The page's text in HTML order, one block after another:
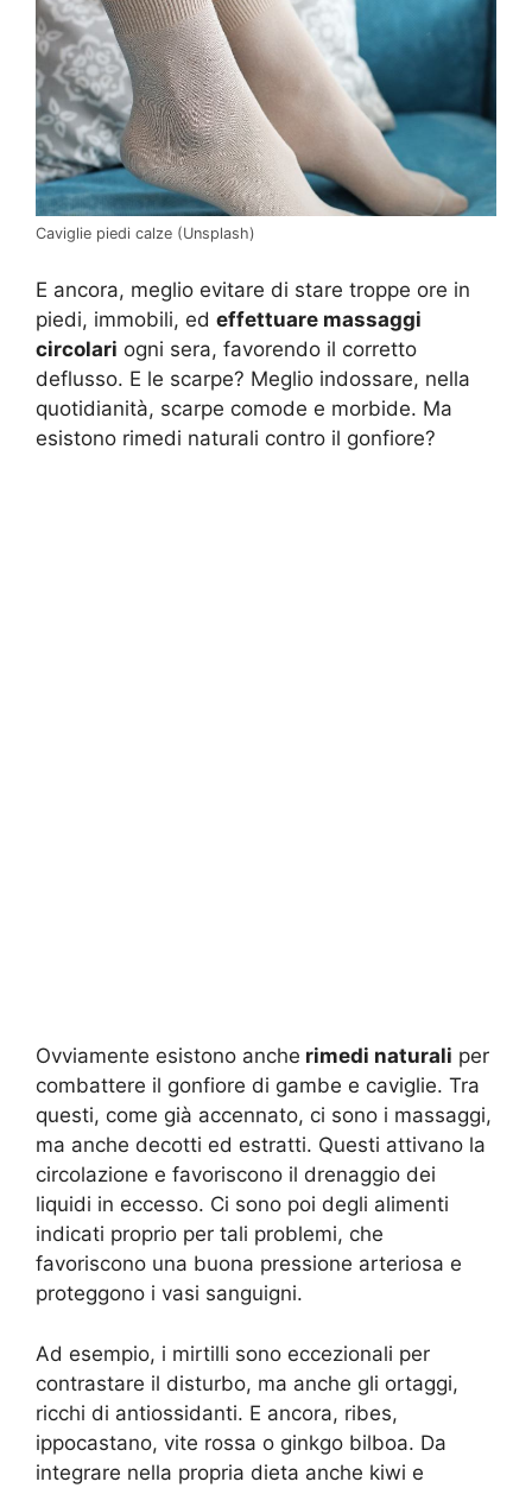
Caviglie piedi calze (Unsplash)
E ancora, meglio evitare di stare troppe ore in
piedi, immobili, ed effettuare massaggi
circolari ogni sera, favorendo il corretto
deflusso. E le scarpe? Meglio indossare, nella
quotidianità, scarpe comode e morbide. Ma
esistono rimedi naturali contro il gonfiore?
Ovviamente esistono anche rimedi naturali per
combattere il gonfiore di gambe e caviglie. Tra
questi, come già accennato, ci sono i massaggi,
ma anche decotti ed estratti. Questi attivano la
circolazione e favoriscono il drenaggio dei
liquidi in eccesso. Ci sono poi degli alimenti
indicati proprio per tali problemi, che
favoriscono una buona pressione arteriosa e
proteggono i vasi sanguigni.
Ad esempio, i mirtilli sono eccezionali per
contrastare il disturbo, ma anche gli ortaggi,
ricchi di antiossidanti. E ancora, ribes,
ippocastano, vite rossa o ginkgo bilboa. Da
integrare nella propria dieta anche kiwi e